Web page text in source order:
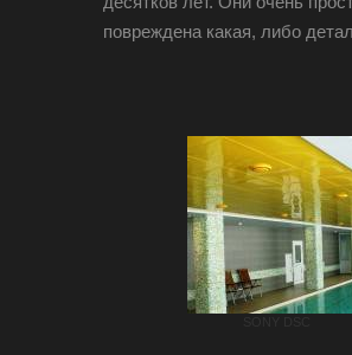
повреждена какая, либо